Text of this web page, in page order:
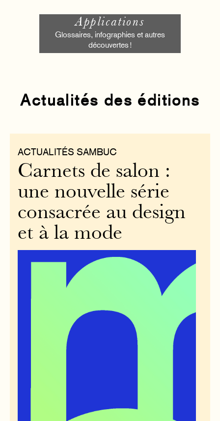
Applications
Glossaires, infographies et autres
découvertes !
Actualités des éditions
ACTUALITÉS SAMBUC
Carnets de salon :
une nouvelle série
consacrée au design
et à la mode